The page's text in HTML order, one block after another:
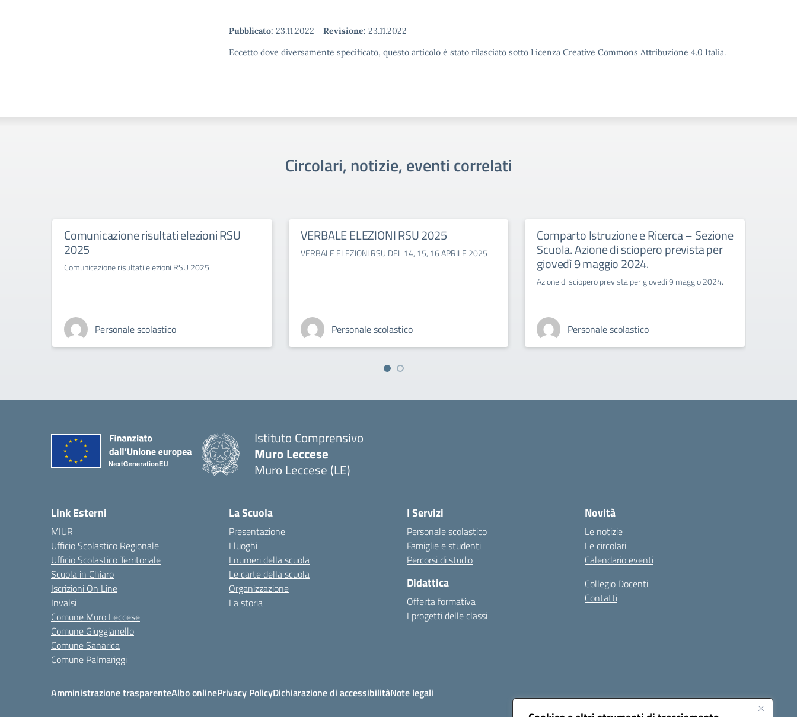
Pubblicato: 23.11.2022 - Revisione: 23.11.2022
Eccetto dove diversamente specificato, questo articolo è stato rilasciato sotto Licenza Creative Commons Attribuzione 4.0 Italia.
Circolari, notizie, eventi correlati
Comunicazione risultati elezioni RSU
2025
Comunicazione risultati elezioni RSU 2025
Personale scolastico
VERBALE ELEZIONI RSU 2025
VERBALE ELEZIONI RSU DEL 14, 15, 16 APRILE 2025
Personale scolastico
Comparto Istruzione e Ricerca – Sezione
Scuola. Azione di sciopero prevista per
giovedì 9 maggio 2024.
Azione di sciopero prevista per giovedì 9 maggio 2024.
Personale scolastico
Istituto Comprensivo
Muro Leccese
Muro Leccese (LE)
Link Esterni
MIUR
Ufficio Scolastico Regionale
Ufficio Scolastico Territoriale
Scuola in Chiaro
Iscrizioni On Line
Invalsi
Comune Muro Leccese
Comune Giuggianello
Comune Sanarica
Comune Palmariggi
La Scuola
Presentazione
I luoghi
I numeri della scuola
Le carte della scuola
Organizzazione
La storia
I Servizi
Personale scolastico
Famiglie e studenti
Percorsi di studio
Didattica
Offerta formativa
I progetti delle classi
Novità
Le notizie
Le circolari
Calendario eventi
Collegio Docenti
Contatti
Amministrazione trasparenteAlbo onlinePrivacy PolicyDichiarazione di accessibilitàNote legali